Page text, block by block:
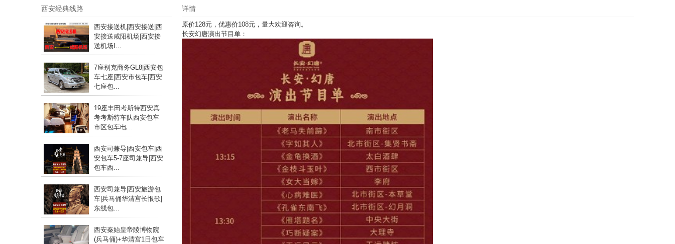
详情
原价128元，优惠价108元，量大欢迎咨询。
长安幻唐演出节目单：
西安经典线路
西安接送机|西安接送|西
安接送咸阳机场|西安接
送机场I...
7座别克商务GL8|西安包
车七座|西安市包车|西安
七座包...
19座丰田考斯特西安真
考考斯特车队西安包车
市区包车电...
西安司兼导|西安包车|西
安包车5-7座司兼导|西安
包车西...
西安司兼导|西安旅游包
车|兵马俑华清宫长恨歌|
东线包...
西安秦始皇帝陵博物院
(兵马俑)+华清宫1日包车